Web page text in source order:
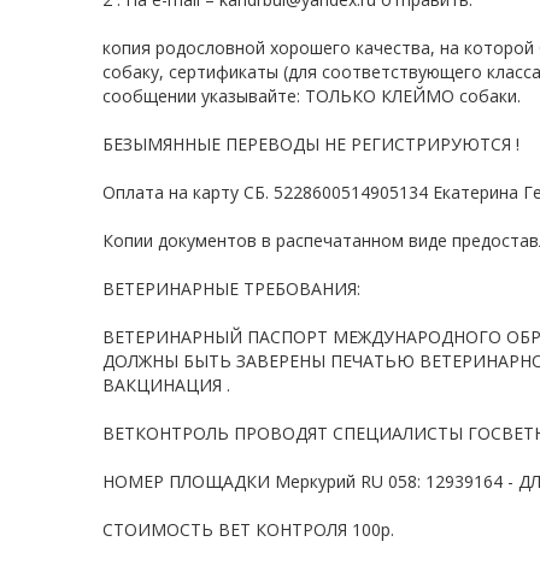
копия родословной хорошего качества, на
собаку, сертификаты (для соответствующего
сообщении указывайте: ТОЛЬКО КЛЕЙМО собаки.
БЕЗЫМЯННЫЕ ПЕРЕВОДЫ НЕ РЕГИСТРИРУЮТСЯ !
Оплата на карту СБ. 5228600514905134 Екатерина
Копии документов в распечатанном виде
ВЕТЕРИНАРНЫЕ ТРЕБОВАНИЯ:
ВЕТЕРИНАРНЫЙ ПАСПОРТ МЕЖДУНАРОДНОГО
ДОЛЖНЫ БЫТЬ ЗАВЕРЕНЫ ПЕЧАТЬЮ
ВАКЦИНАЦИЯ .
ВЕТКОНТРОЛЬ ПРОВОДЯТ СПЕЦИАЛИСТЫ
НОМЕР ПЛОЩАДКИ Меркурий RU 058: 12939164 -
СТОИМОСТЬ ВЕТ КОНТРОЛЯ 100р.